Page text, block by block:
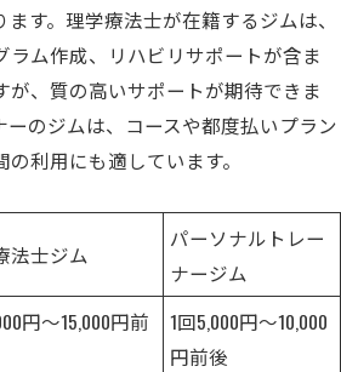
す。理学療法士が在籍するジムは、
ラム作成、リハビリサポートが含ま
が、質の高いサポートが期待できま
ーのジムは、コースや都度払いプラン
利用にも適しています。
法士ジム
パーソナルトレー
ナージム
円～15,000円前
1回5,000円～10,000
円前後